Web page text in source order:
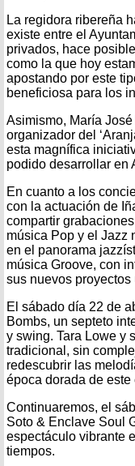
La regidora ribereña
existe entre el
privados, hace
como la que hoy
apostando por este
beneficiosa para los
Asimismo, María
organizador del
esta magnífica
podido desarrollar en
En cuanto a los
con la actuación de
compartir
música Pop y el Jazz
en el panorama
música Groove, con
sus nuevos
El sábado día 22 de
Bombs, un septeto
y swing. Tara Lowe y
tradicional, sin
redescubrir las
época dorada de este
Continuaremos, el
Soto & Enclave Soul
espectáculo vibrante
tiempos.